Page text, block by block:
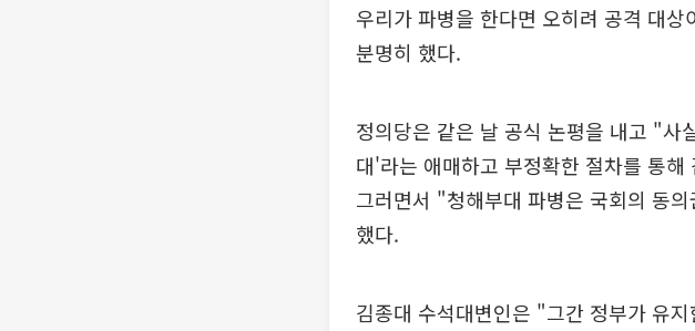
우리가 파병을 한다면 오히려 공격 대
분명히 했다.
정의당은 같은 날 공식 논평을 내고 "사
대'라는 애매하고 부정확한 절차를 통
그러면서 "청해부대 파병은 국회의 동
했다.
김종대 수석대변인은 "그간 정부가 유